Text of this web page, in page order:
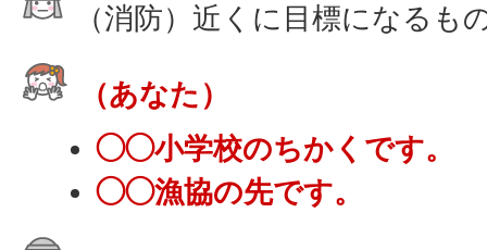
（消防）近くに目標になるも
（あなた）
◯◯小学校のちかくです。
◯◯漁協の先です。